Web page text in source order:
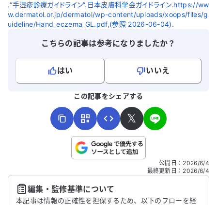
.“手湿疹診療ガイドライン”.日本皮膚科学会ガイドライン.https://ww
w.dermatol.or.jp/dermatol/wp-content/uploads/xoops/files/g
uideline/Hand_eczema_GL.pdf,(参照 2026-06-04).
こちらの記事は参考になりましたか？
はい
いいえ
こちらは送信専用のフォームです。氏名やご自身の病気の詳細な
送信する
この記事をシェアする
𝕏
公開日 ： 2026/6/4
最終更新日 ： 2026/6/4
編集・監修基準について
本記事は情報の正確性を担保するため、以下のフローを経